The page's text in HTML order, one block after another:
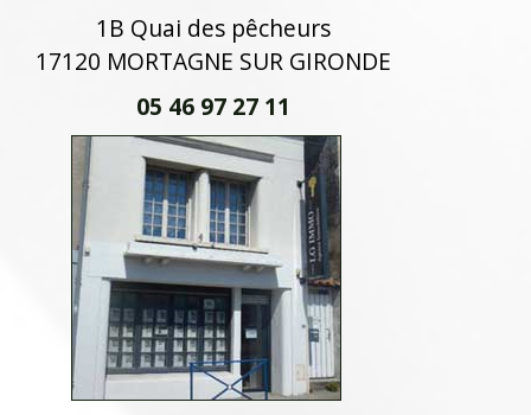
1B Quai des pêcheurs
17120 MORTAGNE SUR GIRONDE
05 46 97 27 11